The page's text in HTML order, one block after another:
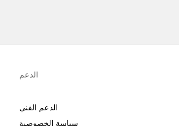
الدعم
الدعم الفني
سياسة الخصوصية